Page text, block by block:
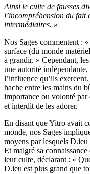
Ainsi le culte de fausses
l’incompréhension du fait
intermédiaires. »
Nos Sages commentent :
surface (du monde
à grandir. » Cependant,
une autorité
l’influence qu’ils
hache entre les mains du
importance ou volonté par
et interdit de les adorer.
En disant que Yitro avait
monde, nos Sages
moyens par lesquels
Et malgré sa
leur culte, déclarant : «
D.ieu est plus grand que